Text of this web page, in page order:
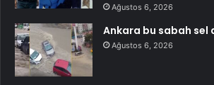
Ağustos 6, 2026
Ankara bu sabah sel
Ağustos 6, 2026